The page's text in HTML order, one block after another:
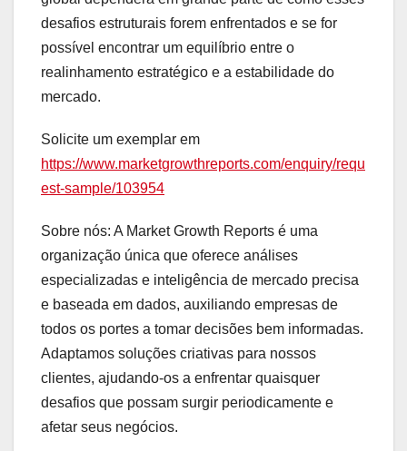
desafios estruturais forem enfrentados e se for
possível encontrar um equilíbrio entre o
realinhamento estratégico e a estabilidade do
mercado.
Solicite um exemplar em
https://www.marketgrowthreports.com/enquiry/requ
est-sample/103954
Sobre nós: A Market Growth Reports é uma
organização única que oferece análises
especializadas e inteligência de mercado precisa
e baseada em dados, auxiliando empresas de
todos os portes a tomar decisões bem informadas.
Adaptamos soluções criativas para nossos
clientes, ajudando-os a enfrentar quaisquer
desafios que possam surgir periodicamente e
afetar seus negócios.